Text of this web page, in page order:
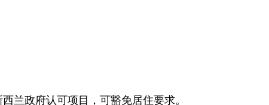
兰政府认可项目，可豁免居住要求。